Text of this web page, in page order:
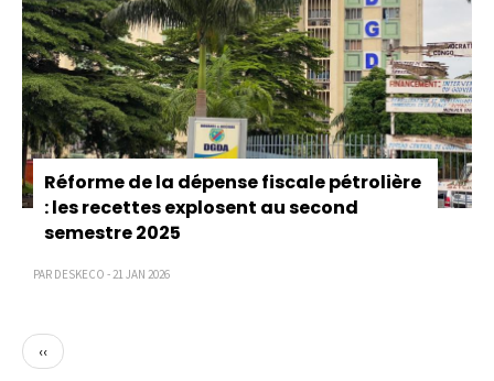
Réforme de la dépense fiscale pétrolière
: les recettes explosent au second
semestre 2025
PAR DESKECO - 21 JAN 2026
Page
précédente
‹‹